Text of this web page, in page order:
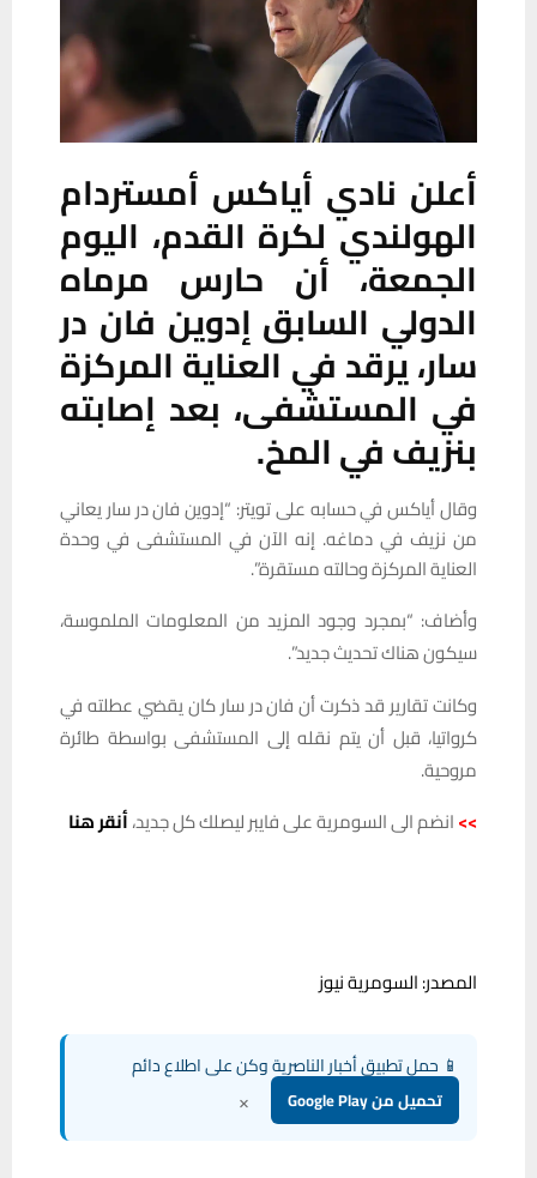
أعلن نادي أياكس أمستردام
الهولندي لكرة القدم، اليوم
الجمعة، أن حارس مرماه
الدولي السابق إدوين فان در
سار، يرقد في العناية المركزة
في المستشفى، بعد إصابته
بنزيف في المخ.
وقال أياكس في حسابه على تويتر: “إدوين فان در سار يعاني
من نزيف في دماغه. إنه الآن في المستشفى في وحدة
العناية المركزة وحالته مستقرة”.
وأضاف: “بمجرد وجود المزيد من المعلومات الملموسة،
سيكون هناك تحديث جديد”.
وكانت تقارير قد ذكرت أن فان در سار كان يقضي عطلته في
كرواتيا، قبل أن يتم نقله إلى المستشفى بواسطة طائرة
مروحية.
>>انضم الى السومرية على فايبر ليصلك كل جديد،أنقر هنا
المصدر: السومرية نيوز
📱 حمل تطبيق أخبار الناصرية وكن على اطلاع دائم
تحميل من Google Play ×